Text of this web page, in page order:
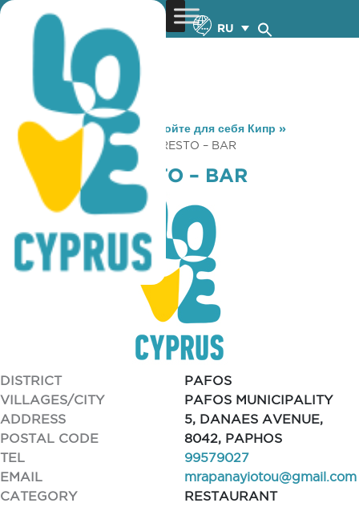
RU
You are here: Home »Откройте для себя Кипр »
Gastronomy
» RIMINIS (ΙΙ) RESTO – BAR
RIMINIS (ΙΙ) RESTO – BAR
DISTRICT
PAFOS
VILLAGES/CITY
PAFOS MUNICIPALITY
ADDRESS
5, DANAES AVENUE,
POSTAL CODE
8042, PAPHOS
TEL
99579027
EMAIL
mrapanayiotou@gmail.com
CATEGORY
RESTAURANT